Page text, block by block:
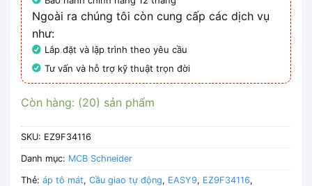
Ngoài ra chúng tôi còn cung cấp các dịch vụ
như:
Lắp đặt và lập trình theo yêu cầu
Tư vấn và hỗ trợ kỹ thuật trọn đời
Còn hàng: (20) sản phẩm
SKU: EZ9F34116
Danh mục: MCB Schneider
Thẻ: áp tô mát, Cầu giao tự động, EASY9, EZ9F34116,